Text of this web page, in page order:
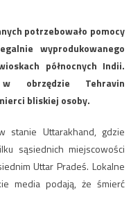
potrzebowało pomocy
wyprodukowanego
północnych Indii.
obrzędzie Tehravin
bliskiej osoby.
stanie Uttarakhand, gdzie
sąsiednich miejscowości
Uttar Pradeś. Lokalne
media podają, że śmierć